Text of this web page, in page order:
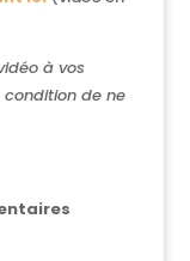
à vos
de ne